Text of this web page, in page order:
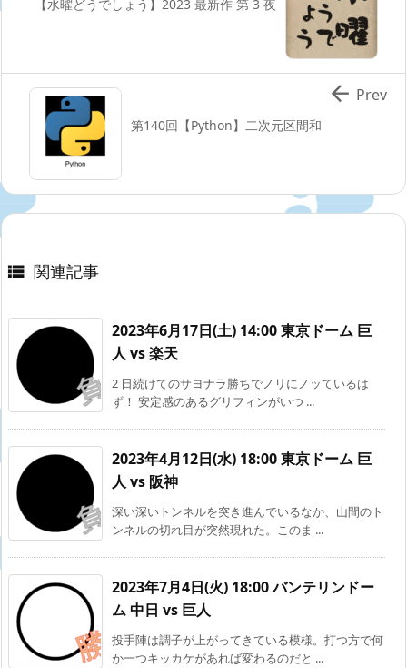
【水曜どうでしょう】2023 最新作 第 3 夜
第140回【Python】二次元区間和
 Prev
 関連記事
2023年6月17日(土) 14:00 東京ドーム 巨
人 vs 楽天
2 日続けてのサヨナラ勝ちでノリにノッているは
ず！ 安定感のあるグリフィンがいつ ...
2023年4月12日(水) 18:00 東京ドーム 巨
人 vs 阪神
深い深いトンネルを突き進んでいるなか、山間のト
ンネルの切れ目が突然現れた。このま ...
2023年7月4日(火) 18:00 バンテリンドー
ム 中日 vs 巨人
投手陣は調子が上がってきている模様。打つ方で何
か一つキッカケがあれば変わるのだと ...